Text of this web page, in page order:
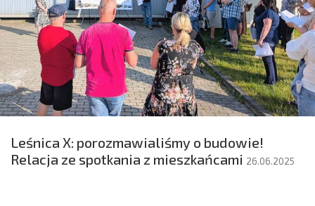
Leśnica X: porozmawialiśmy o budowie!
Relacja ze spotkania z mieszkańcami 26.06.2025